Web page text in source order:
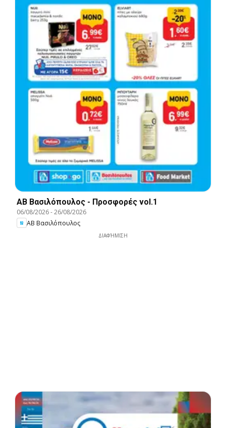
ΑΒ Βασιλόπουλος - Προσφορές vol.1
06/08/2026-26/08/2026
ΑΒ Βασιλόπουλος
ΔΙΑΦΉΜΙΣΗ